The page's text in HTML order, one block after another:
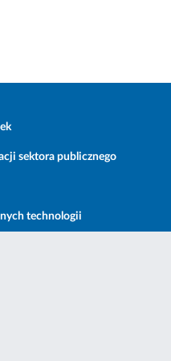
sektora publicznego
technologii